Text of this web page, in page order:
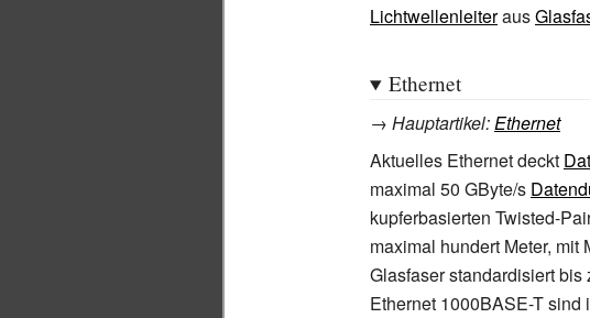
Lichtwellenleiteraus
Ethernet
→ Hauptartikel:Ethernet
Aktuelles Ethernet deckt
maximal 50 GByte/s
kupferbasierten Twisted-
maximal hundert Meter,
Glasfaser standardisiert
Ethernet 1000BASE-T